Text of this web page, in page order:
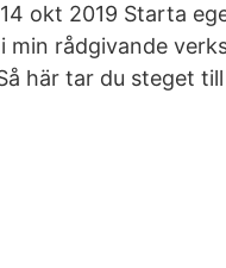
okt 2019 Starta
min rådgivande
här tar du steget